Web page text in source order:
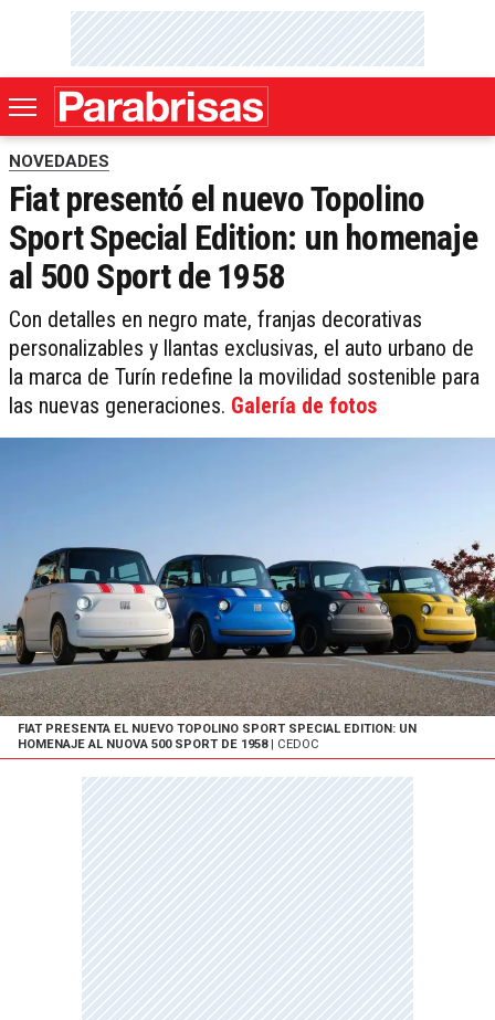
NOVEDADES
Fiat presentó el nuevo Topolino
Sport Special Edition: un homenaje
al 500 Sport de 1958
Con detalles en negro mate, franjas decorativas
personalizables y llantas exclusivas, el auto urbano de
la marca de Turín redefine la movilidad sostenible para
las nuevas generaciones. Galería de fotos
FIAT PRESENTA EL NUEVO TOPOLINO SPORT SPECIAL EDITION: UN
HOMENAJE AL NUOVA 500 SPORT DE 1958| CEDOC